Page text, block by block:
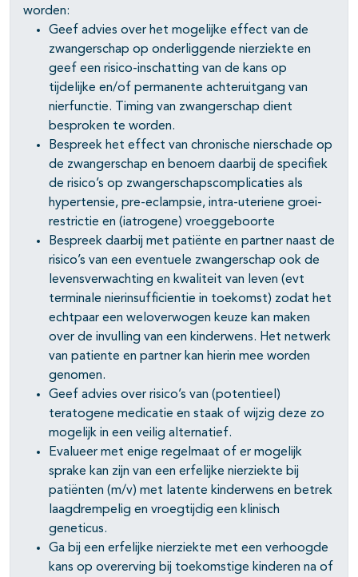
worden:
Geef advies over het mogelijke effect van de
zwangerschap op onderliggende nierziekte en
geef een risico-inschatting van de kans op
tijdelijke en/of permanente achteruitgang van
nierfunctie. Timing van zwangerschap dient
besproken te worden.
Bespreek het effect van chronische nierschade op
de zwangerschap en benoem daarbij de specifiek
de risico’s op zwangerschapscomplicaties als
hypertensie, pre-eclampsie, intra-uteriene groei-
restrictie en (iatrogene) vroeggeboorte
Bespreek daarbij met patiënte en partner naast de
risico’s van een eventuele zwangerschap ook de
levensverwachting en kwaliteit van leven (evt
terminale nierinsufficientie in toekomst) zodat het
echtpaar een weloverwogen keuze kan maken
over de invulling van een kinderwens. Het netwerk
van patiente en partner kan hierin mee worden
genomen.
Geef advies over risico’s van (potentieel)
teratogene medicatie en staak of wijzig deze zo
mogelijk in een veilig alternatief.
Evalueer met enige regelmaat of er mogelijk
sprake kan zijn van een erfelijke nierziekte bij
patiënten (m/v) met latente kinderwens en betrek
laagdrempelig en vroegtijdig een klinisch
geneticus.
Ga bij een erfelijke nierziekte met een verhoogde
kans op overerving bij toekomstige kinderen na of